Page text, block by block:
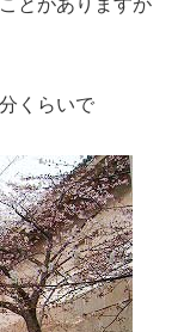
とがありますが
くらいで